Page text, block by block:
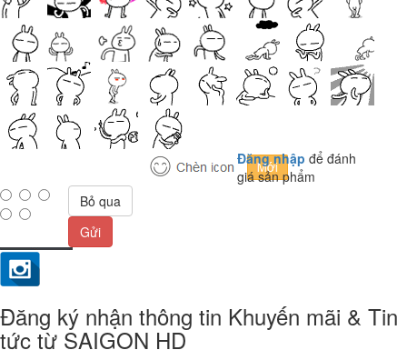
Đăng nhập để đánh
giá sản phẩm
Bỏ qua
Gửi
Đăng ký nhận thông tin Khuyến mãi & Tin
tức từ SAIGON HD